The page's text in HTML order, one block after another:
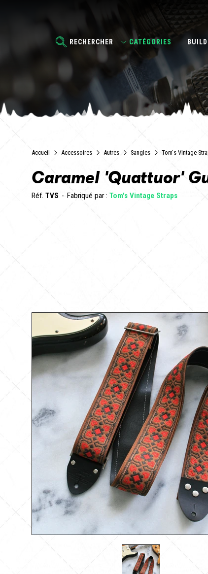
RECHERCHER CATÉGORIES
Accueil Accessoires Autres Sangles Tom's Vintage
Caramel 'Quattuor'
Réf. TVS Fabriqué par : Tom's Vintage Straps